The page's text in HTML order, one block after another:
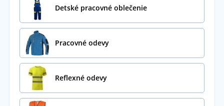
Detské pracovné oblečenie
Pracovné odevy
Reflexné odevy